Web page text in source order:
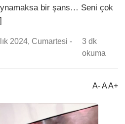
bir şans… Seni çok
2024, Cumartesi -
3 dk
okuma
A- A A+